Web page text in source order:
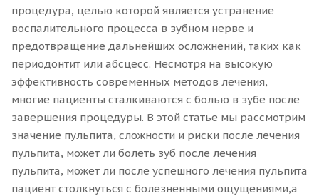
процедура, целью которой является устранение
воспалительного процесса в зубном нерве и
предотвращение дальнейших осложнений, таких как
периодонтит или абсцесс. Несмотря на высокую
эффективность современных методов лечения,
многие пациенты сталкиваются с болью в зубе после
завершения процедуры. В этой статье мы рассмотрим
значение пульпита, сложности и риски после лечения
пульпита, может ли болеть зуб после лечения
пульпита, может ли после успешного лечения пульпита
пациент столкнуться с болезненными ощущениями,а